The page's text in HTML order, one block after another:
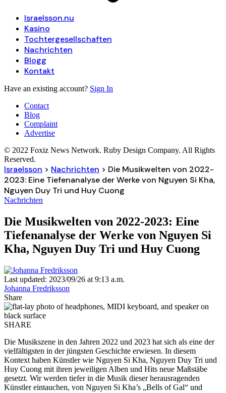
Israelsson.nu
Kasino
Tochtergesellschaften
Nachrichten
Blogg
Kontakt
Have an existing account? Sign In
Contact
Blog
Complaint
Advertise
© 2022 Foxiz News Network. Ruby Design Company. All Rights
Reserved.
Israelsson > Nachrichten > Die Musikwelten von 2022-
2023: Eine Tiefenanalyse der Werke von Nguyen Si Kha,
Nguyen Duy Tri und Huy Cuong
Nachrichten
Die Musikwelten von 2022-2023: Eine
Tiefenanalyse der Werke von Nguyen Si
Kha, Nguyen Duy Tri und Huy Cuong
Last updated: 2023/09/26 at 9:13 a.m.
Johanna Fredriksson
Share
SHARE
Die Musikszene in den Jahren 2022 und 2023 hat sich als eine der
vielfältigsten in der jüngsten Geschichte erwiesen. In diesem
Kontext haben Künstler wie Nguyen Si Kha, Nguyen Duy Tri und
Huy Cuong mit ihren jeweiligen Alben und Hits neue Maßstäbe
gesetzt. Wir werden tiefer in die Musik dieser herausragenden
Künstler eintauchen, von Nguyen Si Kha’s „Bells of Gal“ und